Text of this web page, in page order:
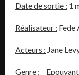
Date de sortie : 1
Réalisateur : Fede
Acteurs : Jane
Genre :